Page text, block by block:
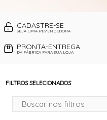
CADASTRE-SE
SEJA UMA REVENDEDORA
PRONTA-ENTREGA
DA FÁBRICA PARA SUA LOJA
FILTROS SELECIONADOS